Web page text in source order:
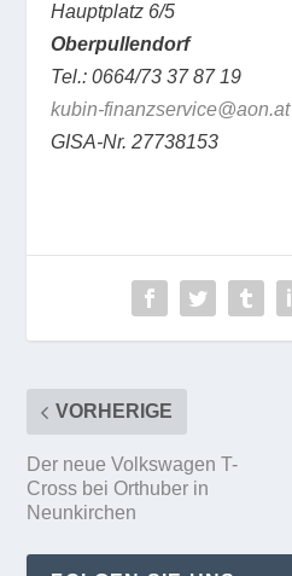
Hauptplatz 6/5
Oberpullendorf
Tel.: 0664/73 37 87 19
kubin-finanzservice@aon.at
GISA-Nr. 27738153
VORHERIGE
Der neue Volkswagen T-
Cross bei Orthuber in
Neunkirchen